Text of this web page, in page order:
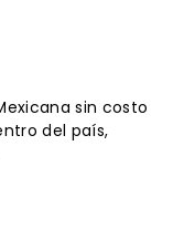
sin costo
del país,